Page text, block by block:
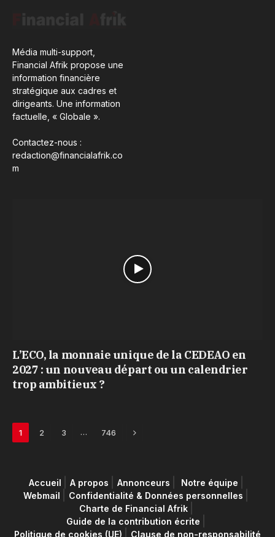
Média multi-support,
Financial Afrik propose une
information financière
stratégique aux cadres et
dirigeants. Une information
factuelle, « Globale ».
Contactez-nous :
redaction@financialafrik.co
m
L’ECO, la monnaie unique de la CEDEAO en
2027 : un nouveau départ ou un calendrier
trop ambitieux ?
1 2 3 … 746 Next
Accueil A propos Annonceurs
Notre équipe
Webmail
Confidentialité & Données personnelles
Charte de Financial Afrik
Guide de la contribution écrite
Politique de cookies (UE)
Clause de non-responsabilité